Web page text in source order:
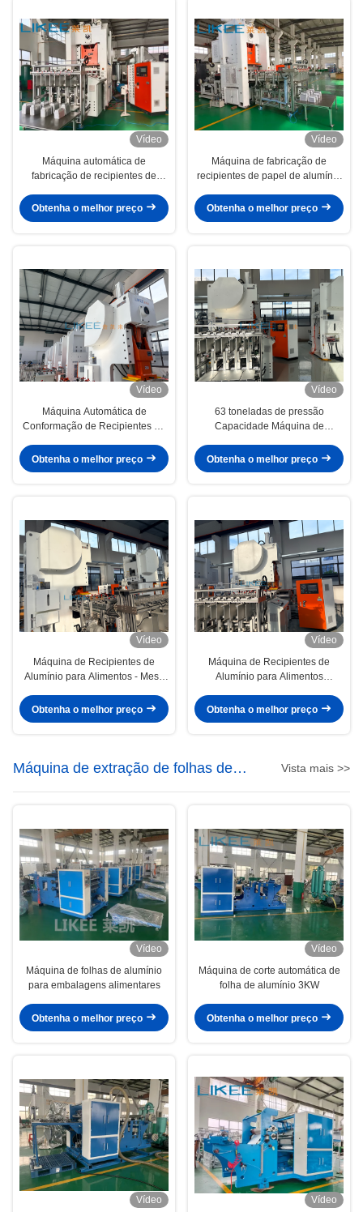
Vídeo
Máquina automática de
fabricação de recipientes de
toneladas para embalagem de
alimentos
Obtenha o melhor preço
Vídeo
Máquina de fabricação de
recipientes de papel de alumínio
70 traços/min
Obtenha o melhor preço
Vídeo
Máquina Automática de
Conformação de Recipientes de
Moldes Personalizados de
Cavidade Única e Múltipla
Obtenha o melhor preço
Vídeo
63 toneladas de pressão
Capacidade Máquina de
alumínio com 35-70 golpes/min e
9 000-12 000 peças/hora de
Obtenha o melhor preço
Vídeo
Máquina de Recipientes de
Alumínio para Alimentos - Mesa
Obtenha o melhor preço
Vídeo
Máquina de Recipientes de
Alumínio para Alimentos
Grossos
Obtenha o melhor preço
Máquina de extração de folhas de
alumínio
Vista mais >>
Vídeo
Máquina de folhas de alumínio
para embalagens alimentares
Obtenha o melhor preço
Vídeo
Máquina de corte automática de
folha de alumínio 3KW
Obtenha o melhor preço
Vídeo
Vídeo